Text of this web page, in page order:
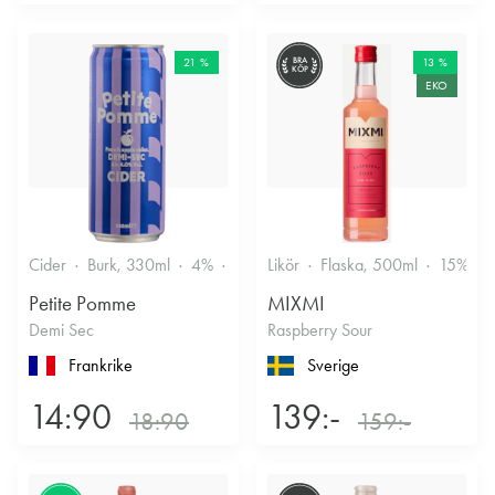
21 %
Cider Burk, 330ml 4% Torr/halvtorr
Petite Pomme
Demi Sec
Frankrike
14:90 18:90
BRA
KÖP
13 %
EKO
Likör Flaska, 500ml 15%
MIXMI
Raspberry Sour
Sverige
139:- 159:-